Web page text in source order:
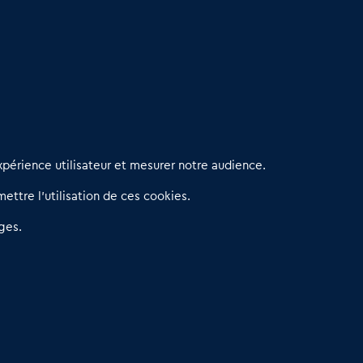
: Un partenariat au service du commerce de
utilisateur et mesurer notre audience.
l’utilisation de ces cookies.